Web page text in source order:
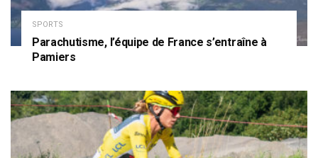
SPORTS
Parachutisme, l’équipe de France s’entraîne à
Pamiers